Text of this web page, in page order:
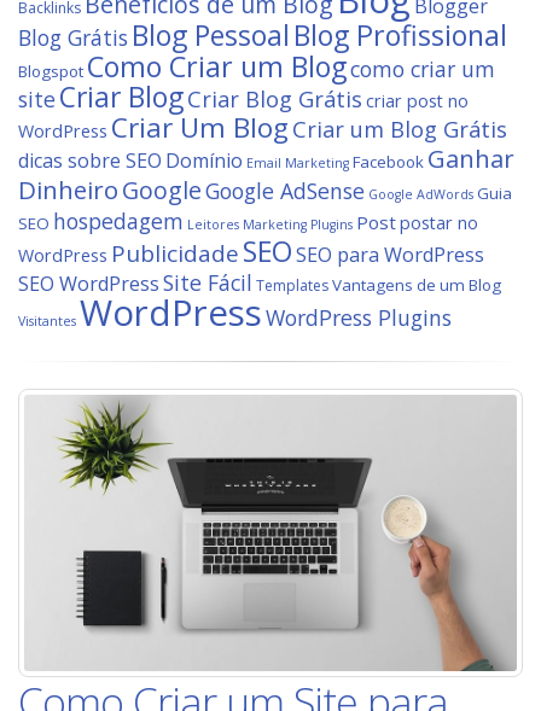
Backlinks Blogger
Blog Grátis Blog Pessoal Blog Profissional
Blogspot Como Criar um Blogcomo criar um
siteCriar BlogCriar Blog Grátis criar post no
WordPress Criar Um Blog Criar um Blog Grátis
dicas sobre SEO Domínio Email Marketing Facebook Ganhar
DinheiroGoogleGoogle AdSense Google AdWords Guia
SEO hospedagem Leitores Marketing Plugins Postpostar no
WordPress PublicidadeSEOSEO para WordPress
SEO WordPressSite Fácil TemplatesVantagens de um Blog
Visitantes WordPressWordPress Plugins